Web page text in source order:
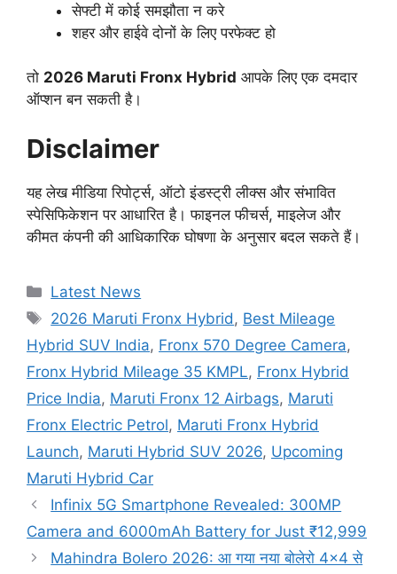
सेफ्टी में कोई समझौता न करे
शहर और हाईवे दोनों के लिए परफेक्ट हो
तो 2026 Maruti Fronx Hybrid आपके लिए एक दमदार
ऑप्शन बन सकती है।
Disclaimer
यह लेख मीडिया रिपोर्ट्स, ऑटो इंडस्ट्री लीक्स और संभावित
स्पेसिफिकेशन पर आधारित है। फाइनल फीचर्स, माइलेज और
कीमत कंपनी की आधिकारिक घोषणा के अनुसार बदल सकते हैं।
Categories
Latest News
Tags
2026 Maruti Fronx Hybrid , Best Mileage
Hybrid SUV India, Fronx 570 Degree Camera,
Fronx Hybrid Mileage 35 KMPL, Fronx Hybrid
Price India, Maruti Fronx 12 Airbags, Maruti
Fronx Electric Petrol, Maruti Fronx Hybrid
Launch, Maruti Hybrid SUV 2026, Upcoming
Maruti Hybrid Car
Infinix 5G Smartphone Revealed: 300MP
Camera and 6000mAh Battery for Just ₹12,999
Mahindra Bolero 2026: आ गया नया बोलेरो 4×4 से